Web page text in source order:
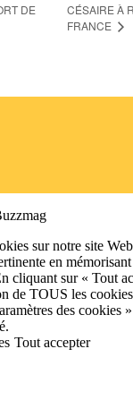
DE
CÉSAIRE À
FRANCE
sur notre site
en
cliquant sur « Tout
de TOUS les
des cookies
Tout accepter